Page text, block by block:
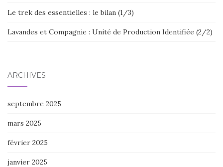
Le trek des essentielles : le bilan (1/3)
Lavandes et Compagnie : Unité de Production Identifiée (2/2)
ARCHIVES
septembre 2025
mars 2025
février 2025
janvier 2025